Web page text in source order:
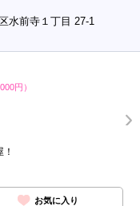
水前寺１丁目 27-1
円）
お気に入り